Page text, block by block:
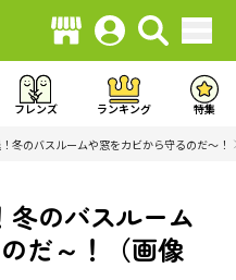
フレンズ ランキング 特集
冬のバスルームや窓をカビから守るのだ～！
冬のバスルーム
だ～！（画像